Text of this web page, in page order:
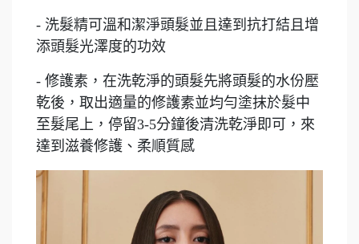
- 洗髮精可溫和潔淨頭髮並且達到抗打結且增
添頭髮光澤度的功效
- 修護素，在洗乾淨的頭髮先將頭髮的水份壓
乾後，取出適量的修護素並均勻塗抹於髮中
至髮尾上，停留3-5分鐘後清洗乾淨即可，來
達到滋養修護、柔順質感